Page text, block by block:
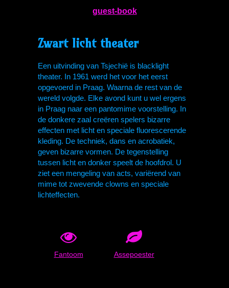
guest-book
Zwart licht theater
Een uitvinding van Tsjechië is blacklight
theater. In 1961 werd het voor het eerst
opgevoerd in Praag. Waarna de rest van de
wereld volgde. Elke avond kunt u wel ergens
in Praag naar een pantomime voorstelling. In
de donkere zaal creëren spelers bizarre
effecten met licht en speciale fluorescerende
kleding. De techniek, dans en acrobatiek,
geven bizarre vormen. De tegenstelling
tussen licht en donker speelt de hoofdrol. U
ziet een mengeling van acts, variërend van
mime tot zwevende clowns en speciale
lichteffecten.
Fantoom Assepoester